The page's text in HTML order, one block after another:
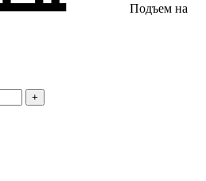
Подъем на